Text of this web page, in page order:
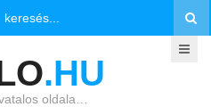
.HU
oldala…